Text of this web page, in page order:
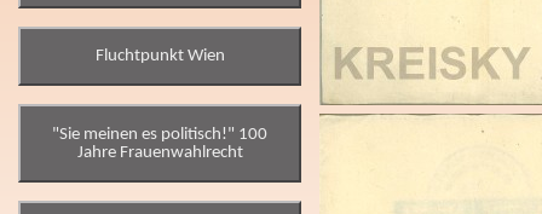
Fluchtpunkt Wien
"Sie meinen es politisch!" 100
Jahre Frauenwahlrecht